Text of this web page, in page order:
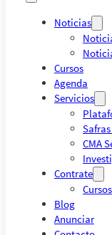
Noticias
Cursos
Agenda
Servicios
CMA
Contrate
Cursos
Blog
Anunciar